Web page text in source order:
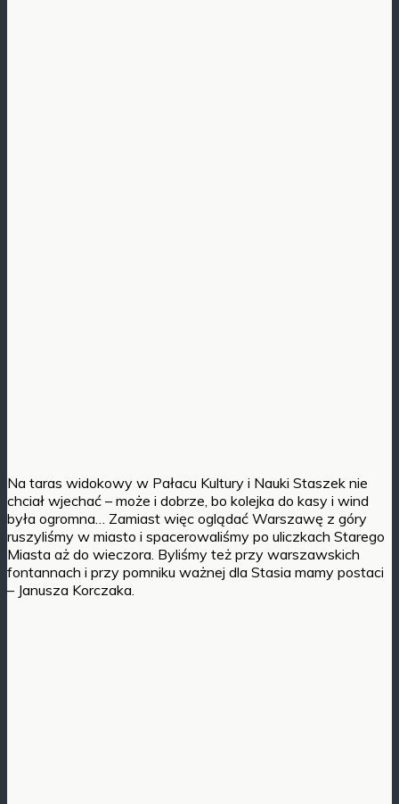
Na taras widokowy w Pałacu Kultury i Nauki Staszek nie
chciał wjechać – może i dobrze, bo kolejka do kasy i wind
była ogromna… Zamiast więc oglądać Warszawę z góry
ruszyliśmy w miasto i spacerowaliśmy po uliczkach Starego
Miasta aż do wieczora. Byliśmy też przy warszawskich
fontannach i przy pomniku ważnej dla Stasia mamy postaci
– Janusza Korczaka.